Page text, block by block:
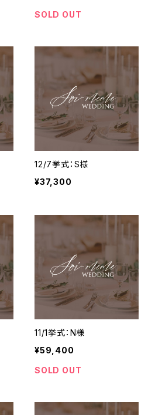
SOLD OUT
12/7挙式：S様
¥37,300
11/1挙式：N様
¥59,400
SOLD OUT